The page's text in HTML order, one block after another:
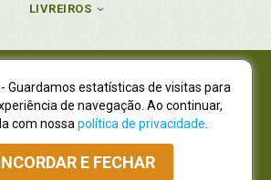
LIVREIROS
Ltda., CNPJ 77.535.508/0001-19
Ltda., CNPJ 01.701.561/0001-80
R. Flávio Dallegrave, 7665, São Lourenço |
- Paraná - CEP 82210-310
3900|Vendas Atacado: (41) 4009-3939
- Guardamos estatísticas de visitas para
de navegação. Ao continuar,
com nossa política de privacidade
E FECHAR